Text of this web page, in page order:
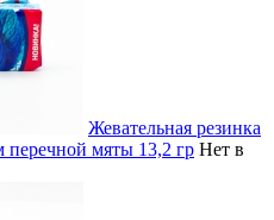
Жевательная резинка
перечной мяты 13,2 гр Нет в